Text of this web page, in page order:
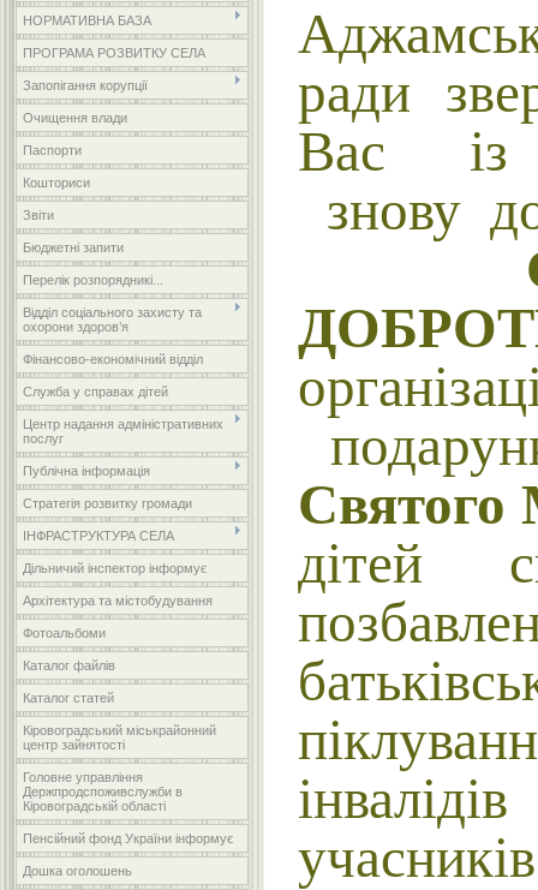
НОРМАТИВНА БАЗА
ПРОГРАМА РОЗВИТКУ СЕЛА
Запопігання корупції
Очищення влади
Паспорти
Кошториси
Звіти
Бюджетні запити
Перелік розпорядникі...
Відділ соціального захисту та
охорони здоров’я
Фінансово-економічний відділ
Служба у справах дітей
Центр надання адміністративних
послуг
Публічна інформація
Стратегія розвитку громади
ІНФРАСТРУКТУРА СЕЛА
Дільничий інспектор інформує
Архітектура та містобудування
Фотоальбоми
Каталог файлів
Каталог статей
Кіровоградський міськрайонний
центр зайнятості
Головне управління
Держпродспоживслужби в
Кіровоградській області
Пенсійний фонд України інформує
Дошка оголошень
ради
Вас із
знову
Святого
дітей